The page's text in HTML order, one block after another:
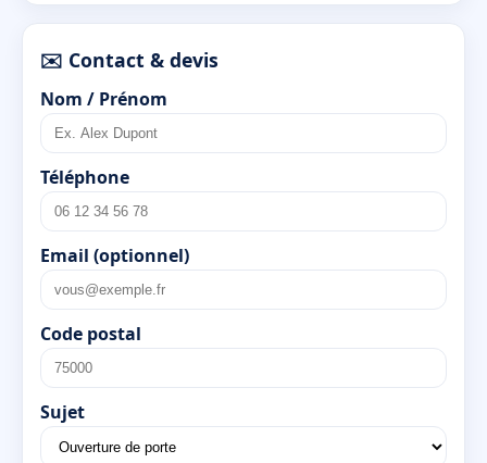
✉️ Contact & devis
Nom / Prénom
Téléphone
Email (optionnel)
Code postal
Sujet